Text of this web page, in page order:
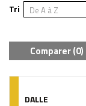
Tri
Comparer (0)
DALLE